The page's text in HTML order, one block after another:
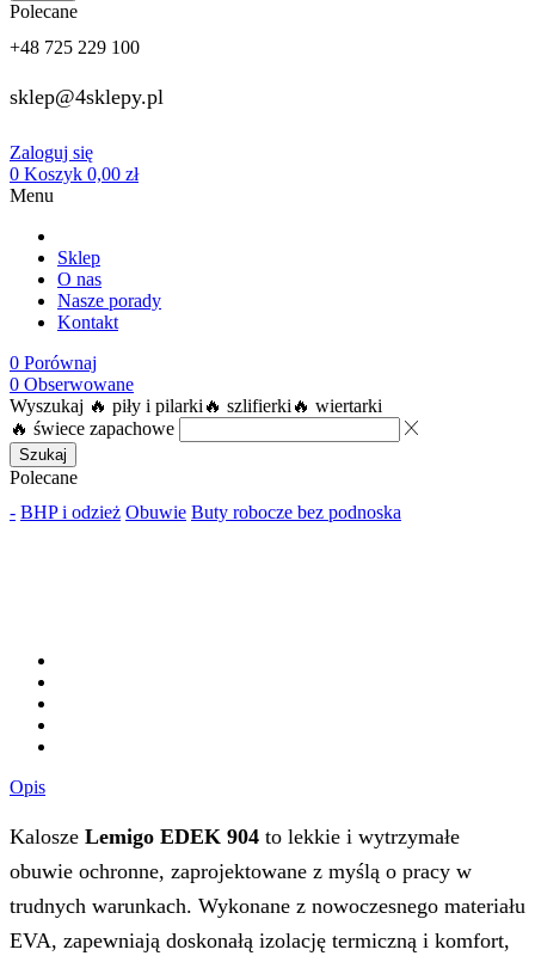
Polecane
+48 725 229 100
sklep@4sklepy.pl
Zaloguj się
0 Koszyk 0,00 zł
Menu
Sklep
O nas
Nasze porady
Kontakt
0 Porównaj
0 Obserwowane
Wyszukaj 🔥 piły i pilarki 🔥 szlifierki 🔥 wiertarki
🔥 świece zapachowe
Szukaj
Polecane
- BHP i odzież Obuwie Buty robocze bez podnoska
Opis
Kalosze Lemigo EDEK 904 to lekkie i wytrzymałe
obuwie ochronne, zaprojektowane z myślą o pracy w
trudnych warunkach. Wykonane z nowoczesnego materiału
EVA, zapewniają doskonałą izolację termiczną i komfort,